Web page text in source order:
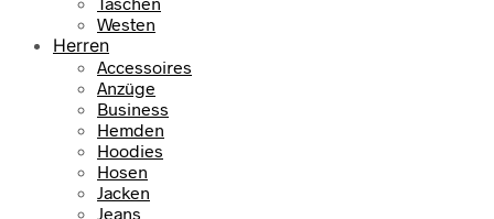
Westen
Herren
Accessoires
Anzüge
Business
Hemden
Hoodies
Hosen
Jacken
Jeans